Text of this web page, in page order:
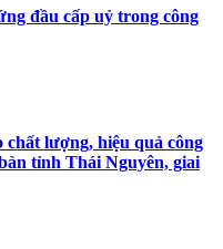
đầu cấp uỷ trong công
chất lượng, hiệu quả công
tỉnh Thái Nguyên, giai